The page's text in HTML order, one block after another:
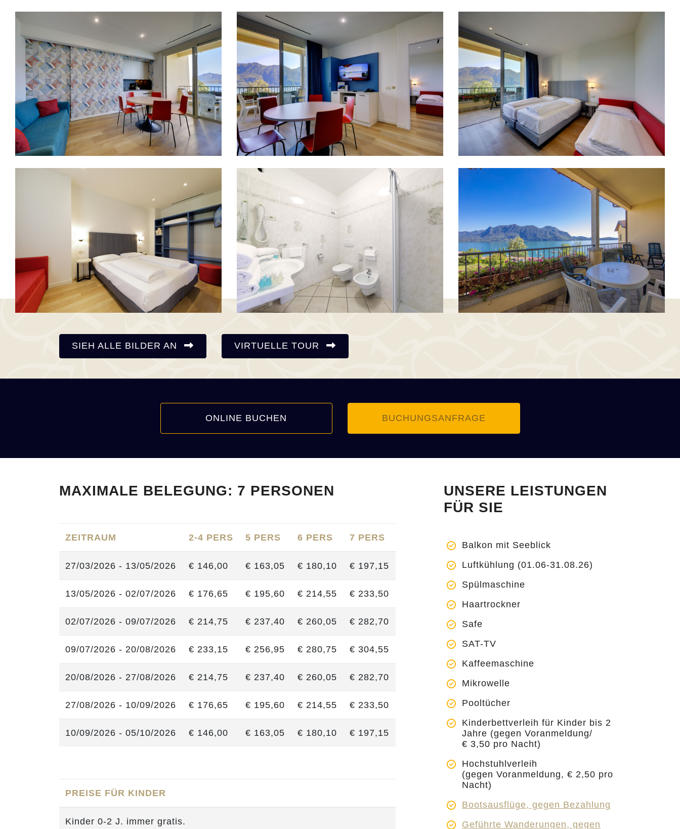
SIEH ALLE BILDER AN VIRTUELLE TOUR
ONLINE BUCHEN BUCHUNGSANFRAGE
MAXIMALE BELEGUNG: 7 PERSONEN
ZEITRAUM 2-4 PERS 5 PERS 6 PERS 7 PERS
27/03/2026 - 13/05/2026 € 146,00 € 163,05 € 180,10 € 197,15
13/05/2026 - 02/07/2026 € 176,65 € 195,60 € 214,55 € 233,50
02/07/2026 - 09/07/2026 € 214,75 € 237,40 € 260,05 € 282,70
09/07/2026 - 20/08/2026 € 233,15 € 256,95 € 280,75 € 304,55
20/08/2026 - 27/08/2026 € 214,75 € 237,40 € 260,05 € 282,70
27/08/2026 - 10/09/2026 € 176,65 € 195,60 € 214,55 € 233,50
10/09/2026 - 05/10/2026 € 146,00 € 163,05 € 180,10 € 197,15
PREISE FÜR KINDER
Kinder 0-2 J. immer gratis.
UNSERE LEISTUNGEN
FÜR SIE
Balkon mit Seeblick
Luftkühlung (01.06-31.08.26)
Spülmaschine
Haartrockner
Safe
SAT-TV
Kaffeemaschine
Mikrowelle
Pooltücher
Kinderbettverleih für Kinder bis 2
Jahre (gegen Voranmeldung/
€ 3,50 pro Nacht)
Hochstuhlverleih
(gegen Voranmeldung, € 2,50 pro
Nacht)
Bootsausflüge, gegen Bezahlung
Geführte Wanderungen, gegen